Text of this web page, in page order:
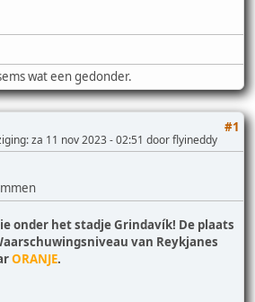
wat een gedonder.
#1
: za 11 nov 2023 - 02:51 door flyineddy
onder het stadje Grindavík! De plaats
van Reykjanes
ORANJE.